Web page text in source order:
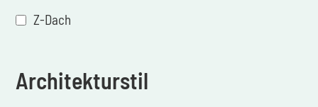
Z-Dach
Architekturstil